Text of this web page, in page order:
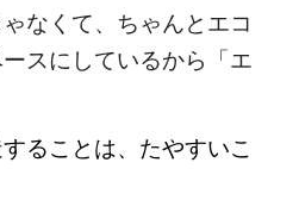
なくて、ちゃんとエコ
スにしているから「エ
ることは、たやすいこ